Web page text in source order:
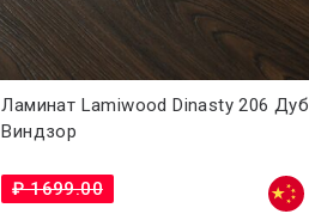
Ламинат Lamiwood Dinasty 206 Дуб
Виндзор
₽ 1699.00